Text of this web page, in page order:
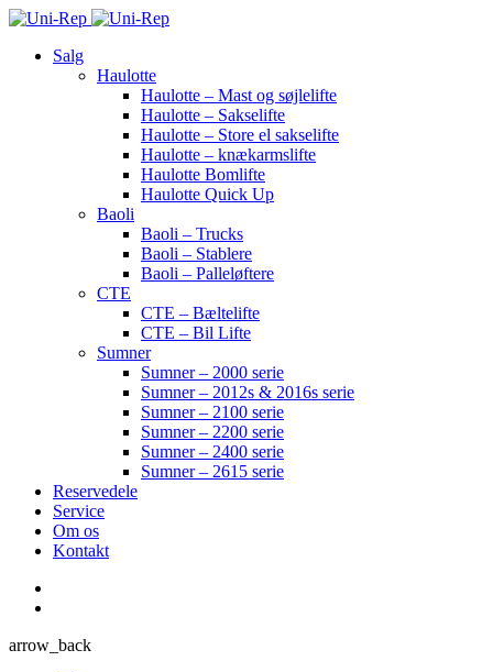
Salg
Haulotte
Haulotte – Mast og søjlelifte
Haulotte – Sakselifte
Haulotte – Store el sakselifte
Haulotte – knækarmslifte
Haulotte Bomlifte
Haulotte Quick Up
Baoli
Baoli – Trucks
Baoli – Stablere
Baoli – Palleløftere
CTE
CTE – Bæltelifte
CTE – Bil Lifte
Sumner
Sumner – 2000 serie
Sumner – 2012s & 2016s serie
Sumner – 2100 serie
Sumner – 2200 serie
Sumner – 2400 serie
Sumner – 2615 serie
Reservedele
Service
Om os
Kontakt
arrow_back